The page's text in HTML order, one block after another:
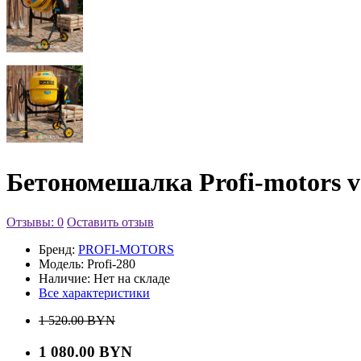
Бетономешалка Profi-motors
Отзывы: 0 Оставить отзыв
Бренд: PROFI-MOTORS
Модель: Profi-280
Наличие: Нет на складе
Все характеристики
1 520.00 BYN
1 080.00 BYN